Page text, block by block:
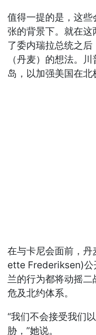
值得一提的是，这
张的背景下。就在
了委内瑞拉总统之
（丹麦）的想法。
岛，以加强美国在北
在与卡尼会面前，丹
ette Frederiksen)公
兰的行为都将动摇
危及北约体系。
“我们不会接受我们
胁，”她说。